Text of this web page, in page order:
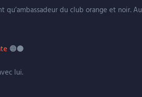
du club orange et noir. Au
🟠⚫️
lui.